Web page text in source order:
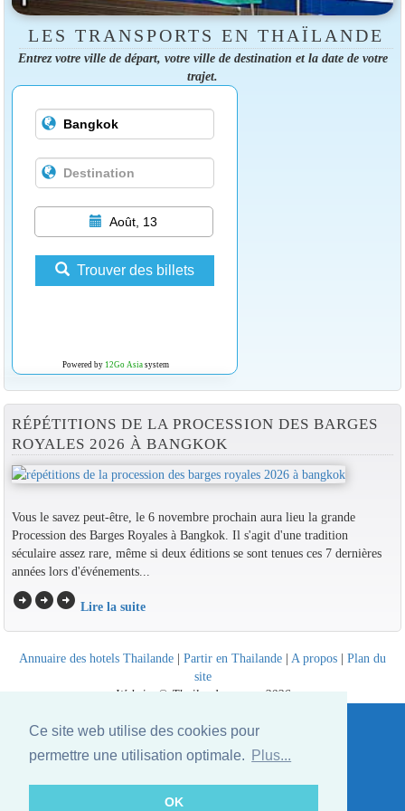
Ce site web utilise des cookies pour
permettre une utilisation optimale.
Plus...
OK
LES TRANSPORTS EN THAÏLANDE
Entrez votre ville de départ, votre ville de destination et la date de votre
trajet.
Août, 13
Trouver des billets
Powered by 12Go Asiasystem
RÉPÉTITIONS DE LA PROCESSION DES BARGES
ROYALES 2026 À BANGKOK
Vous le savez peut-être, le 6 novembre prochain aura lieu la grande
Procession des Barges Royales à Bangkok. Il s'agit d'une tradition
séculaire assez rare, même si deux éditions se sont tenues ces 7 dernières
années lors d'événements...
arrow_circle_rightarrow_circle_rightarrow_circle_right Lire la suite
Annuaire des hotels Thailande | Partir en Thailande | A propos | Plan du
site
Website © Thailandee.com - 2026